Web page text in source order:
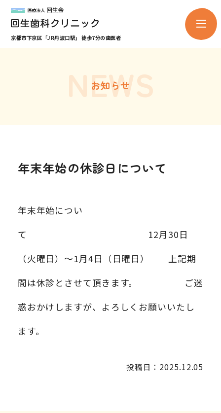
京都市下京区「JR丹波口駅」 徒歩7分の歯医者
お知らせ
NEWS
年末年始の休診日について
年末年始につい
て 12月30日
（火曜日）〜1月4日（日曜日） 上記期
間は休診とさせて頂きます。 ご迷
惑おかけしますが、よろしくお願いいたし
ます。
投稿日：2025.12.05